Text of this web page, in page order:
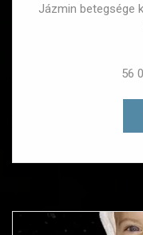
Jázmin betegsége
56